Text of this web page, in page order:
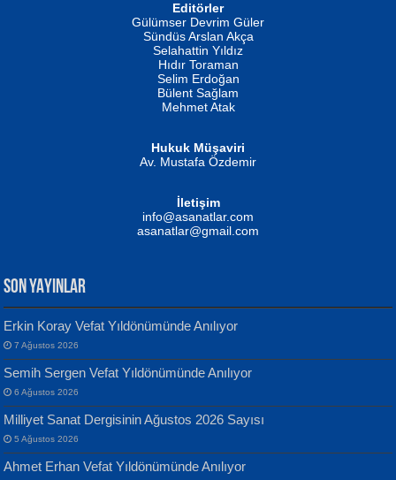
İSMAİL OKUTAN
Erkeklerin Kahrolması Ne Demektir
MUSTAFA KELOĞLU
Yarına İz Bırakmak...
Evvel Zaman Tanrıçası...
Yılmaz Ekinci
Geceye Söylenen...
Editörler
Gülümser Devrim Güler
Sündüs Arslan Akça
Selahattin Yıldız
Hıdır Toraman
Selim Erdoğan
Bülent Sağlam
Mehmet Atak
Hukuk Müşaviri
Av. Mustafa Özdemir
İletişim
info@asanatlar.com
asanatlar@gmail.com
SON YAYINLAR
Erkin Koray Vefat Yıldönümünde Anılıyor
7 Ağustos 2026
Semih Sergen Vefat Yıldönümünde Anılıyor
6 Ağustos 2026
Milliyet Sanat Dergisinin Ağustos 2026 Sayısı
5 Ağustos 2026
Ahmet Erhan Vefat Yıldönümünde Anılıyor